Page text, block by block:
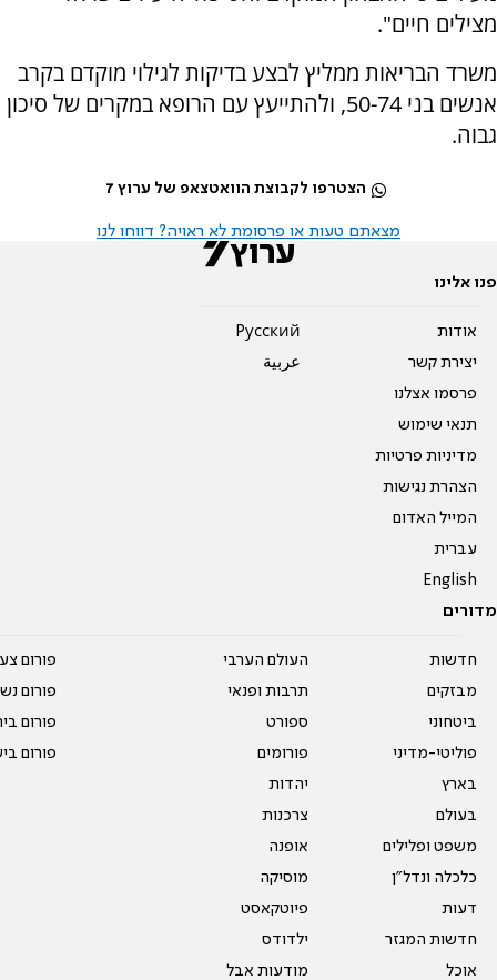
מצילים חיים".
משרד הבריאות ממליץ לבצע בדיקות לגילוי מוקדם בקרב
אנשים בני 50-74, ולהתייעץ עם הרופא במקרים של סיכון
גבוה.
הצטרפו לקבוצת הוואטצאפ של ערוץ 7
מצאתם טעות או פרסומת לא ראויה? דווחו לנו
פנו אלינו
אודות
יצירת קשר
פרסמו אצלנו
תנאי שימוש
מדיניות פרטיות
הצהרת נגישות
המייל האדום
עברית
English
Pусский
عربية
מדורים
חדשות
מבזקים
ביטחוני
פוליטי-מדיני
בארץ
בעולם
משפט ופלילים
כלכלה ונדל"ן
דעות
חדשות המגזר
אוכל
העולם הערבי
תרבות ופנאי
ספורט
פורומים
יהדות
צרכנות
אופנה
מוסיקה
פיוטקאסט
ילדודס
מודעות אבל
פורום
פורום
פורום
פורום